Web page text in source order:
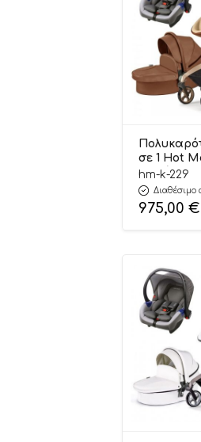
σε 1 Hot
Καφέ
hm-k-229
Διαθέσιμο
975,00 €